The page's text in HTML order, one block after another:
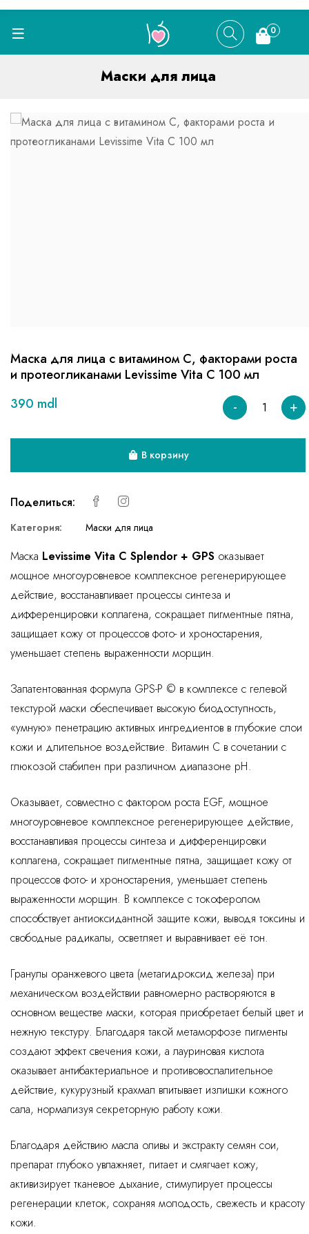
0
Маски для лица
Маска для лица с витамином С, факторами роста
и протеогликанами Levissime Vita C 100 мл
390 mdl
- +
В корзину
Поделиться:
Категория: Маски для лица
Маска Levissime Vita C Splendor + GPS оказывает
мощное многоуровневое комплексное регенерирующее
действие, восстанавливает процессы синтеза и
дифференцировки коллагена, сокращает пигментные пятна,
защищает кожу от процессов фото- и хроностарения,
уменьшает степень выраженности морщин.
Запатентованная формула GPS-P © в комплексе с гелевой
текстурой маски обеспечивает высокую биодоступность,
«умную» пенетрацию активных ингредиентов в глубокие слои
кожи и длительное воздействие. Витамин С в сочетании с
глюкозой стабилен при различном диапазоне рН.
Оказывает, совместно с фактором роста EGF, мощное
многоуровневое комплексное регенерирующее действие,
восстанавливая процессы синтеза и дифференцировки
коллагена, сокращает пигментные пятна, защищает кожу от
процессов фото- и хроностарения, уменьшает степень
выраженности морщин. В комплексе с токоферолом
способствует антиоксидантной защите кожи, выводя токсины и
свободные радикалы, осветляет и выравнивает её тон.
Гранулы оранжевого цвета (метагидроксид железа) при
механическом воздействии равномерно растворяются в
основном веществе маски, которая приобретает белый цвет и
нежную текстуру. Благодаря такой метаморфозе пигменты
создают эффект свечения кожи, а лауриновая кислота
оказывает антибактериальное и противовоспалительное
действие, кукурузный крахмал впитывает излишки кожного
сала, нормализуя секреторную работу кожи.
Благодаря действию масла оливы и экстракту семян сои,
препарат глубоко увлажняет, питает и смягчает кожу,
активизирует тканевое дыхание, стимулирует процессы
регенерации клеток, сохраняя молодость, свежесть и красоту
кожи.